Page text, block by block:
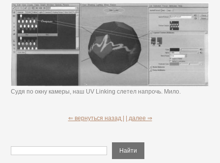
Судя по окну камеры, наш UV Linking слетел напрочь. Мило.
⇐ вернуться назад | | далее ⇒